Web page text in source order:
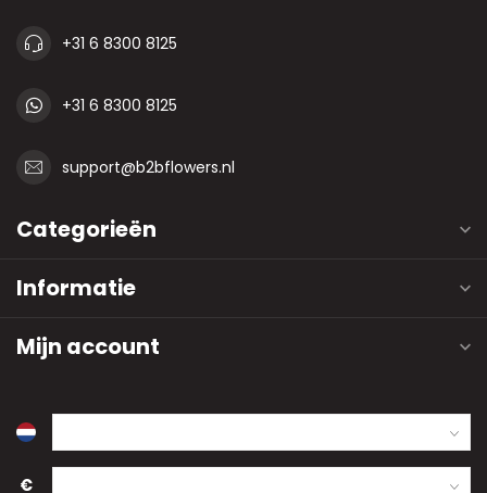
+31 6 8300 8125
+31 6 8300 8125
support@b2bflowers.nl
Categorieën
Informatie
Mijn account
€